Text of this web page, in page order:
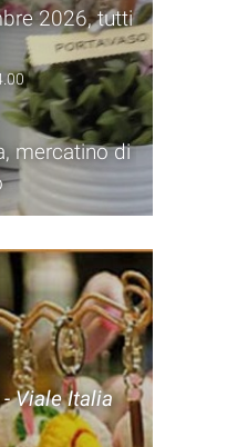
2026, tutti
mercatino di
Viale Italia